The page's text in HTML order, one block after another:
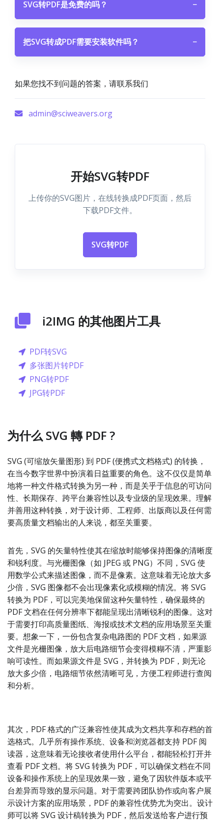
SVG转PDF是免费的吗？ −
把SVG转成PDF需要安装软件吗？ −
如果您找不到问题的答案，请联系我们
admin@sciweavers.org
开始SVG转PDF
上传你的SVG图片，在线转换成PDF页面，然后
下载PDF文件。
SVG转PDF
i2IMG 的其他图片工具
PDF转SVG
多张图片转PDF
PNG转PDF
JPG转PDF
为什么 SVG 轉 PDF ?
SVG (可缩放矢量图形) 到 PDF (便携式文档格式) 的转换，
在当今数字世界中扮演着日益重要的角色。这不仅仅是简单
地将一种文件格式转换为另一种，而是关乎于信息的可访问
性、长期保存、跨平台兼容性以及专业级的呈现效果。理解
并善用这种转换，对于设计师、工程师、出版商以及任何需
要高质量文档输出的人来说，都至关重要。
首先，SVG 的矢量特性使其在缩放时能够保持图像的清晰度
和锐利度。与光栅图像（如 JPEG 或 PNG）不同，SVG 使
用数学公式来描述图像，而不是像素。这意味着无论放大多
少倍，SVG 图像都不会出现像素化或模糊的情况。将 SVG
转换为 PDF，可以完美地保留这种矢量特性，确保最终的
PDF 文档在任何分辨率下都能呈现出清晰锐利的图像。这对
于需要打印高质量图纸、海报或技术文档的应用场景至关重
要。想象一下，一份包含复杂电路图的 PDF 文档，如果源
文件是光栅图像，放大后电路细节会变得模糊不清，严重影
响可读性。而如果源文件是 SVG，并转换为 PDF，则无论
放大多少倍，电路细节依然清晰可见，方便工程师进行查阅
和分析。
其次，PDF 格式的广泛兼容性使其成为文档共享和存档的首
选格式。几乎所有操作系统、设备和浏览器都支持 PDF 阅
读器，这意味着无论接收者使用什么平台，都能轻松打开并
查看 PDF 文档。将 SVG 转换为 PDF，可以确保文档在不同
设备和操作系统上的呈现效果一致，避免了因软件版本或平
台差异而导致的显示问题。对于需要跨团队协作或向客户展
示设计方案的应用场景，PDF 的兼容性优势尤为突出。设计
师可以将 SVG 设计稿转换为 PDF，然后发送给客户进行预